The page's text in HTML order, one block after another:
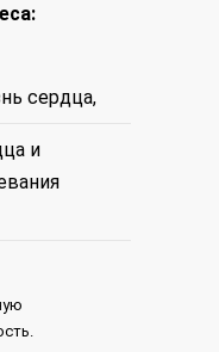
сердца,
и